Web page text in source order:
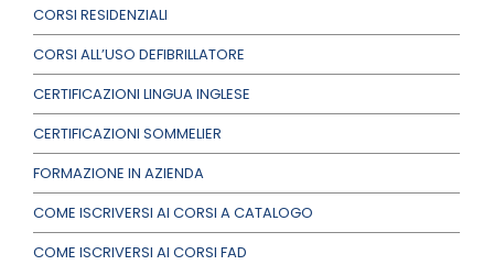
CORSI RESIDENZIALI
CORSI ALL’USO DEFIBRILLATORE
CERTIFICAZIONI LINGUA INGLESE
CERTIFICAZIONI SOMMELIER
FORMAZIONE IN AZIENDA
COME ISCRIVERSI AI CORSI A CATALOGO
COME ISCRIVERSI AI CORSI FAD